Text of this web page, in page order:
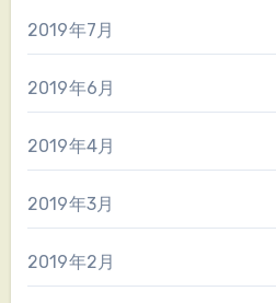
2019年7月
2019年6月
2019年4月
2019年3月
2019年2月